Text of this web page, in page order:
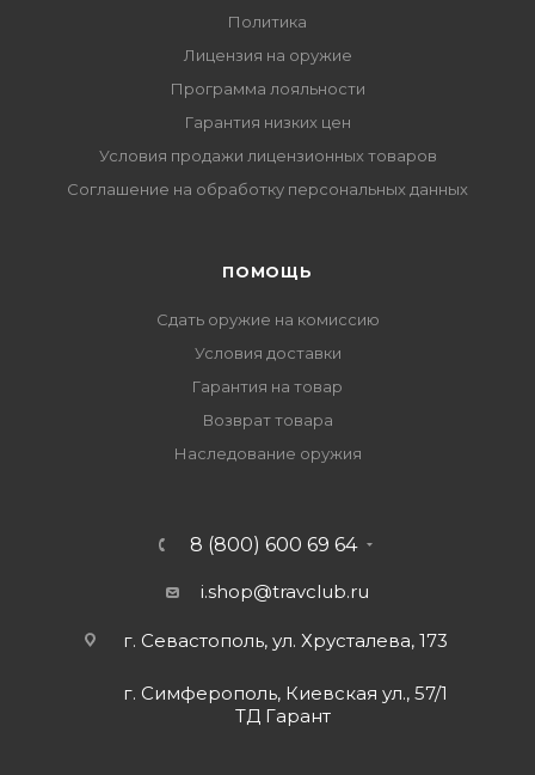
Политика
Лицензия на оружие
Программа лояльности
Гарантия низких цен
Условия продажи лицензионных товаров
Соглашение на обработку персональных данных
ПОМОЩЬ
Сдать оружие на комиссию
Условия доставки
Гарантия на товар
Возврат товара
Наследование оружия
8 (800) 600 69 64
i.shop@travclub.ru
г. Севастополь, ул. Хрусталева, 173
г. Симферополь, Киевская ул., 57/1
ТД Гарант